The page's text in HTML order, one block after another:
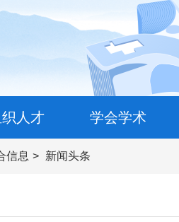
人才 学会学术
信息 新闻头条